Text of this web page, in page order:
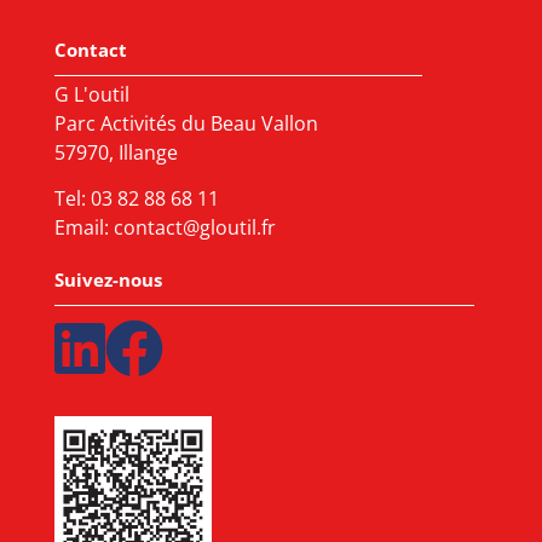
Contact
G L'outil
Parc Activités du Beau Vallon
57970, Illange
Tel: 03 82 88 68 11
Email: contact@gloutil.fr
Suivez-nous